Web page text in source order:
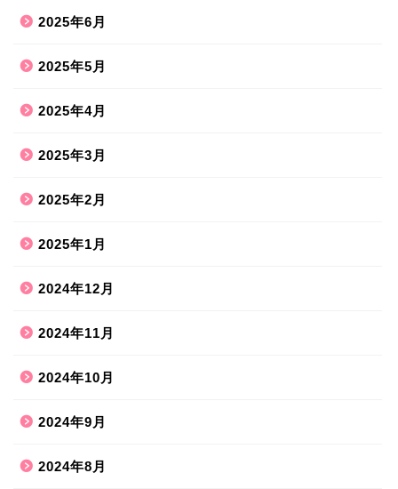
2025年6月
2025年5月
2025年4月
2025年3月
2025年2月
2025年1月
2024年12月
2024年11月
2024年10月
2024年9月
2024年8月